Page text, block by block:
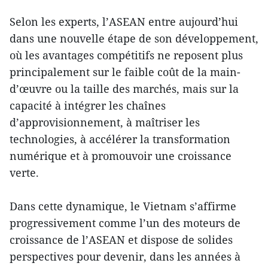
Selon les experts, l’ASEAN entre aujourd’hui
dans une nouvelle étape de son développement,
où les avantages compétitifs ne reposent plus
principalement sur le faible coût de la main-
d’œuvre ou la taille des marchés, mais sur la
capacité à intégrer les chaînes
d’approvisionnement, à maîtriser les
technologies, à accélérer la transformation
numérique et à promouvoir une croissance
verte.
Dans cette dynamique, le Vietnam s’affirme
progressivement comme l’un des moteurs de
croissance de l’ASEAN et dispose de solides
perspectives pour devenir, dans les années à